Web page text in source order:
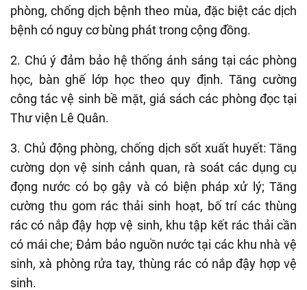
phòng, chống dịch bệnh theo mùa, đặc biệt các dịch
bệnh có nguy cơ bùng phát trong cộng đồng.
2. Chú ý đảm bảo hệ thống ánh sáng tại các phòng
học, bàn ghế lớp học theo quy định. Tăng cường
công tác vệ sinh bề mặt, giá sách các phòng đọc tại
Thư viện Lê Quân.
3. Chủ động phòng, chống dịch sốt xuất huyết: Tăng
cường dọn vệ sinh cảnh quan, rà soát các dụng cụ
đọng nước có bọ gậy và có biện pháp xử lý;Tăng
cường thu gom rác thải sinh hoạt, bố trí các thùng
rác có nắp đậy hợp vệ sinh, khu tập kết rác thải cần
có mái che; Đảm bảo nguồn nước tại các khu nhà vệ
sinh, xà phòng rửa tay, thùng rác có nắp đậy hợp vệ
sinh.